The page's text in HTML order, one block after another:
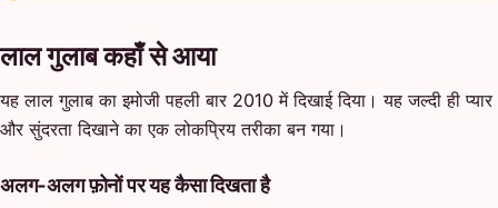
लाल गुलाब कहाँ से आया
यह लाल गुलाब का इमोजी पहली बार 2010 में दिखाई दिया। यह जल्दी ही प्यार
और सुंदरता दिखाने का एक लोकप्रिय तरीका बन गया।
अलग-अलग फ़ोनों पर यह कैसा दिखता है